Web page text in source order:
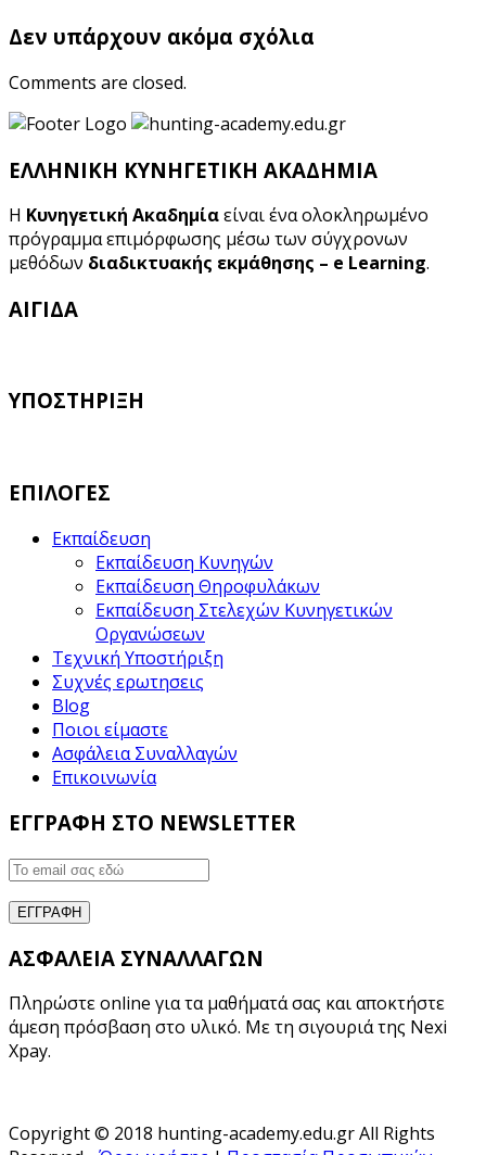
Δεν υπάρχουν ακόμα σχόλια
Comments are closed.
ΕΛΛΗΝΙΚΗ ΚΥΝΗΓΕΤΙΚΗ ΑΚΑΔΗΜΙΑ
Η Κυνηγετική Ακαδημίαείναι ένα ολοκληρωμένο
πρόγραμμα επιμόρφωσης μέσω των σύγχρονων
μεθόδων διαδικτυακής εκμάθησης – e Learning.
ΑΙΓΙΔΑ
ΥΠΟΣΤΗΡΙΞΗ
ΕΠΙΛΟΓΕΣ
Εκπαίδευση
Εκπαίδευση Κυνηγών
Εκπαίδευση Θηροφυλάκων
Εκπαίδευση Στελεχών Κυνηγετικών
Οργανώσεων
Τεχνική Υποστήριξη
Συχνές ερωτησεις
Blog
Ποιοι είμαστε
Ασφάλεια Συναλλαγών
Επικοινωνία
ΕΓΓΡΑΦΗ ΣΤΟ NEWSLETTER
ΑΣΦΑΛΕΙΑ ΣΥΝΑΛΛΑΓΩΝ
Πληρώστε online για τα μαθήματά σας και αποκτήστε
άμεση πρόσβαση στο υλικό. Με τη σιγουριά της Nexi
Xpay.
Copyright © 2018 hunting-academy.edu.gr All Rights